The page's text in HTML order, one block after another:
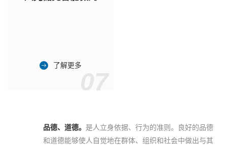
了解更多
品德、道德。 是人立身依据、行为的准则。良好的品德
和道德能够使人自觉地在群体、组织和社会中做出与其